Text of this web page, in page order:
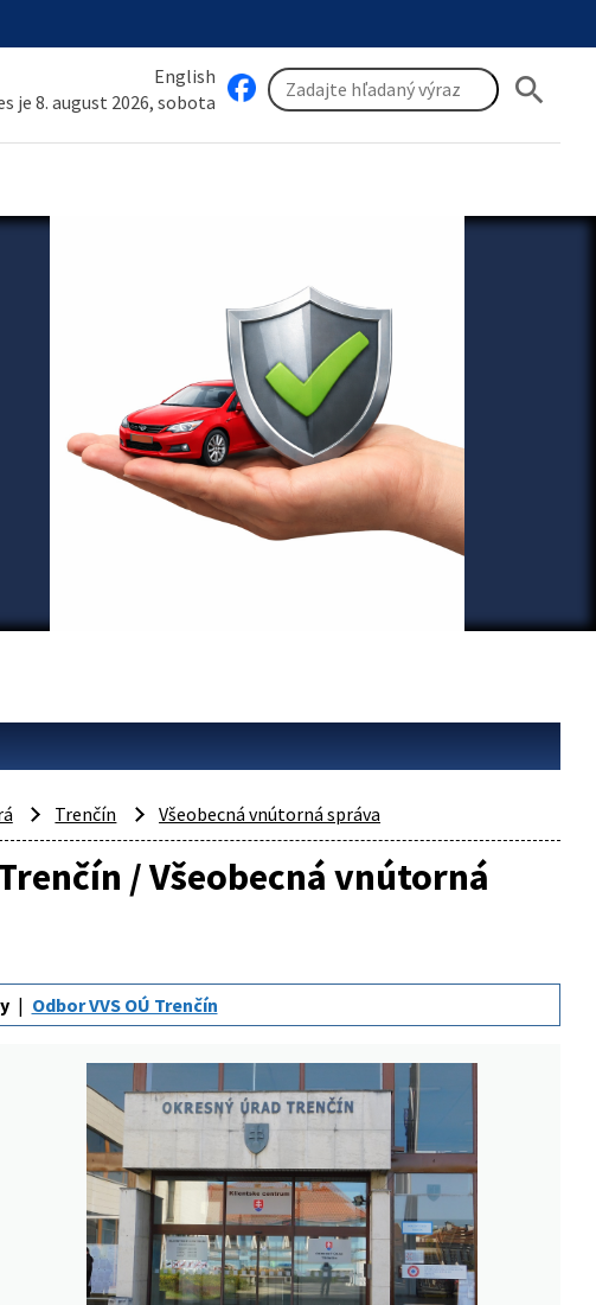
English
je 8. august 2026, sobota
search
Trenčín Všeobecná vnútorná správa
/ Všeobecná vnútorná
Odbor VVS OÚ Trenčín